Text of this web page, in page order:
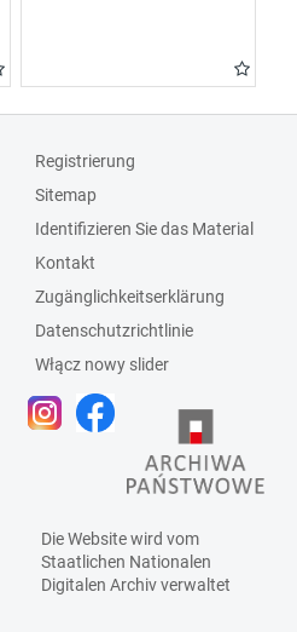
Registrierung
Sitemap
Identifizieren Sie das Material
Kontakt
Zugänglichkeitserklärung
Datenschutzrichtlinie
Włącz nowy slider
Die Website wird vom
Staatlichen Nationalen
Digitalen Archivverwaltet